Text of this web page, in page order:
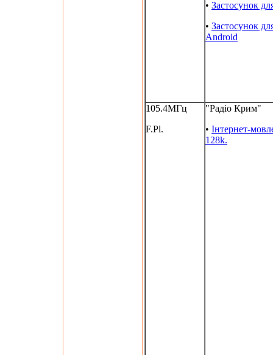
• Застосунок
• Застосунок
Android
105.4МГц
F.Pl.
"Радіо Крим"
• Інтернет-
128k.